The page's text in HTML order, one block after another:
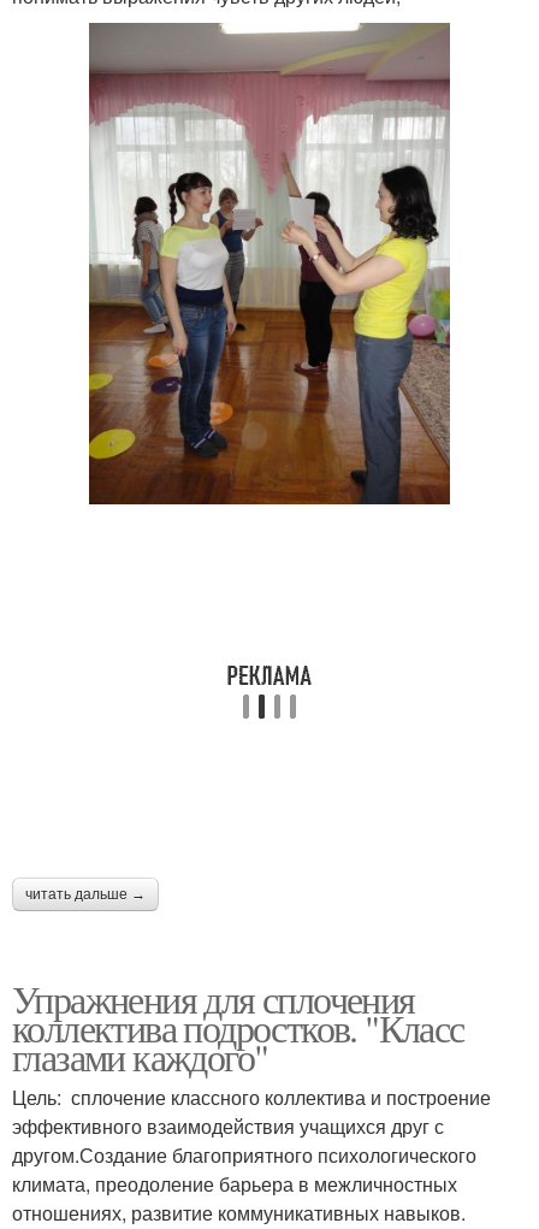
читать дальше →
Упражнения для сплочения
коллектива подростков. "Класс
глазами каждого"
Цель: сплочение классного коллектива и построение
эффективного взаимодействия учащихся друг с
другом.Создание благоприятного психологического
климата, преодоление барьера в межличностных
отношениях, развитие коммуникативных навыков.